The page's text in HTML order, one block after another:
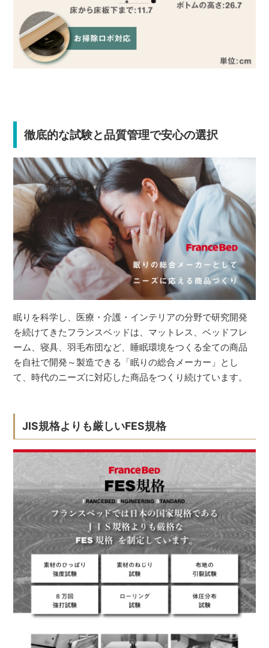
徹底的な試験と品質管理で安心の選択
眠りを科学し、医療・介護・インテリアの分野で研究開発
を続けてきたフランスベッドは、マットレス、ベッドフレ
ーム、寝具、羽毛布団など、睡眠環境をつくる全ての商品
を自社で開発～製造できる「眠りの総合メーカー」とし
て、時代のニーズに対応した商品をつくり続けています。
JIS規格よりも厳しいFES規格